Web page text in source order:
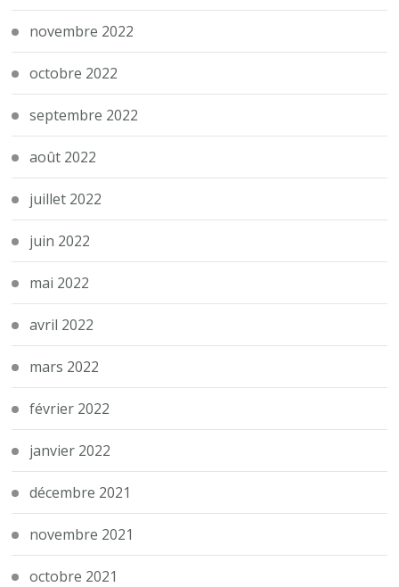
novembre 2022
octobre 2022
septembre 2022
août 2022
juillet 2022
juin 2022
mai 2022
avril 2022
mars 2022
février 2022
janvier 2022
décembre 2021
novembre 2021
octobre 2021